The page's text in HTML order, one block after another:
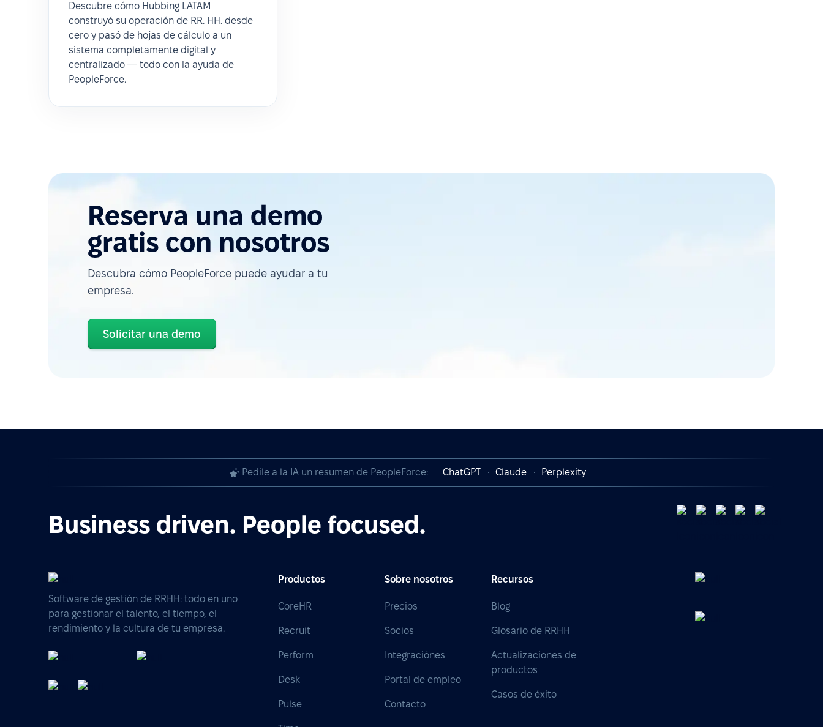
Descubre cómo Hubbing LATAM
construyó su operación de RR. HH. desde
cero y pasó de hojas de cálculo a un
sistema completamente digital y
centralizado — todo con la ayuda de
PeopleForce.
Reserva una demo
gratis con nosotros
Descubra cómo PeopleForce puede ayudar a tu
empresa.
Solicitar una demo
Pedile a la IA un resumen de PeopleForce: ChatGPT Claude Perplexity
Business driven. People focused.
Software de gestión de RRHH: todo en uno
para gestionar el talento, el tiempo, el
rendimiento y la cultura de tu empresa.
Productos
CoreHR
Recruit
Perform
Desk
Pulse
Sobre nosotros
Precios
Socios
Integraciónes
Portal de empleo
Contacto
Recursos
Blog
Glosario de RRHH
Actualizaciones de
productos
Casos de éxito